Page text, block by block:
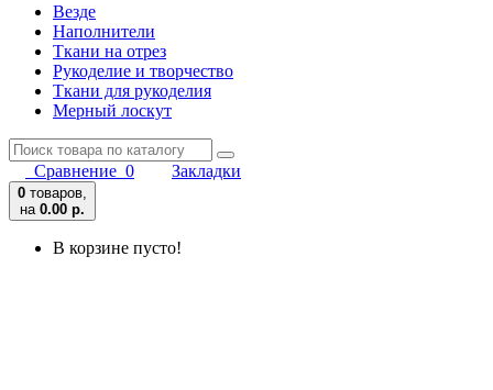
Везде
Наполнители
Ткани на отрез
Рукоделие и творчество
Ткани для рукоделия
Мерный лоскут
Сравнение 0 Закладки
0 товаров,
на 0.00 р.
В корзине пусто!